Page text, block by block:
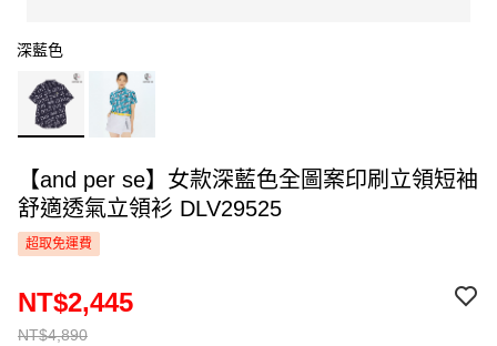
深藍色
【and per se】女款深藍色全圖案印刷立領短袖
舒適透氣立領衫 DLV29525
超取免運費
NT$4,890
NT$2,445